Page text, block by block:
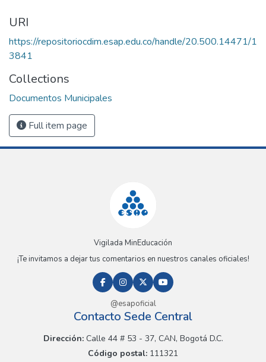
URI
https://repositoriocdim.esap.edu.co/handle/20.500.14471/1
3841
Collections
Documentos Municipales
Full item page
Vigilada MinEducación
¡Te invitamos a dejar tus comentarios en nuestros canales oficiales!
@esapoficial
Contacto Sede Central
Dirección:Calle 44 # 53 - 37, CAN, Bogotá D.C.
Código postal: 111321